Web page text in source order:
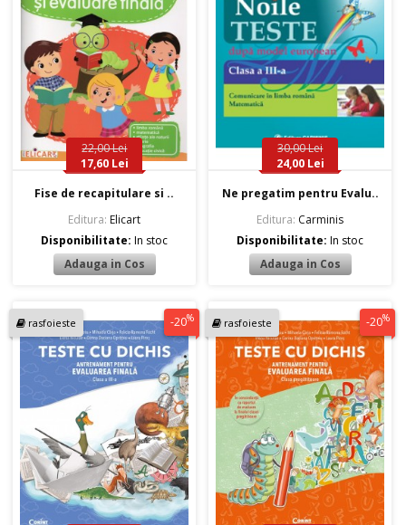
22,00 Lei
17,60 Lei
Fise de recapitulare si ..
Editura: Elicart
Disponibilitate:In stoc
30,00 Lei
24,00 Lei
Ne pregatim pentru Evalu..
Editura: Carminis
Disponibilitate:In stoc
rasfoieste -20% rasfoieste -20%